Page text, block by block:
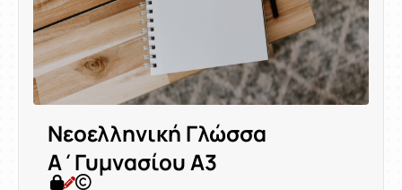
Νεοελληνική Γλώσσα
Α΄Γυμνασίου Α3